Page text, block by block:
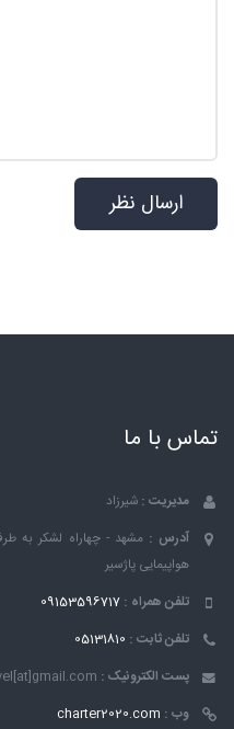
تماس با ما
مدیریت : شیرزاد
آدرس : مشهد - چهاراه لشکر به
هواپیمایی پاژسیر
تلفن همراه : 09153596717
تلفن ثابت : 05131810
پست الکترونیک :
وب : charter2020.com